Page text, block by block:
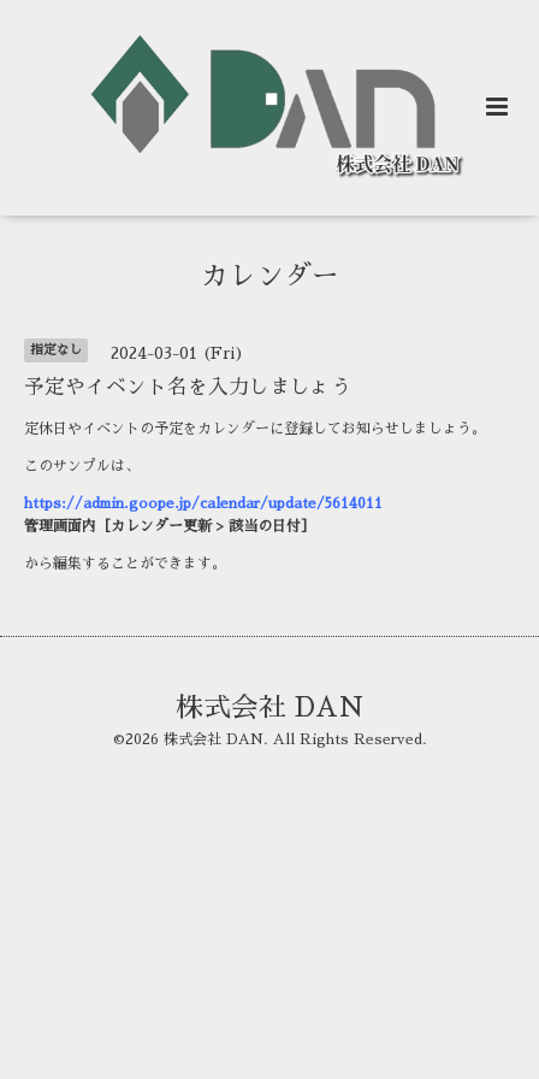
カレンダー
指定なし 2024-03-01 (Fri)
予定やイベント名を入力しましょう
定休日やイベントの予定をカレンダーに登録してお知らせしましょう。
このサンプルは、
https://admin.goope.jp/calendar/update/5614011
管理画面内［カレンダー更新 > 該当の日付］
から編集することができます。
株式会社 DAN
©2026 株式会社 DAN . All Rights Reserved.